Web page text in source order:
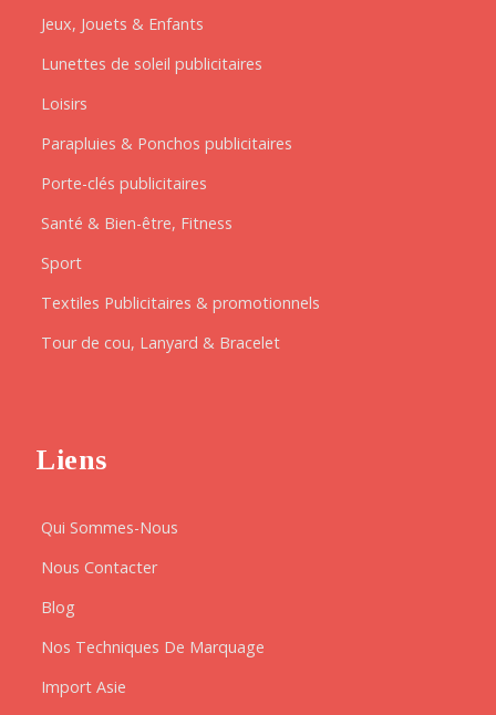
Jeux, Jouets & Enfants
Lunettes de soleil publicitaires
Loisirs
Parapluies & Ponchos publicitaires
Porte-clés publicitaires
Santé & Bien-être, Fitness
Sport
Textiles Publicitaires & promotionnels
Tour de cou, Lanyard & Bracelet
Liens
Qui Sommes-Nous
Nous Contacter
Blog
Nos Techniques De Marquage
Import Asie